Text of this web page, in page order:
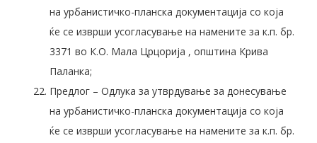
на урбанистичко-планска документација со која
ќе се изврши усогласување на намените за к.п. бр.
3371 во К.О. Мала Црцорија , општина Крива
Паланка;
Предлог – Одлука за утврдување за донесување
на урбанистичко-планска документација со која
ќе се изврши усогласување на намените за к.п. бр.